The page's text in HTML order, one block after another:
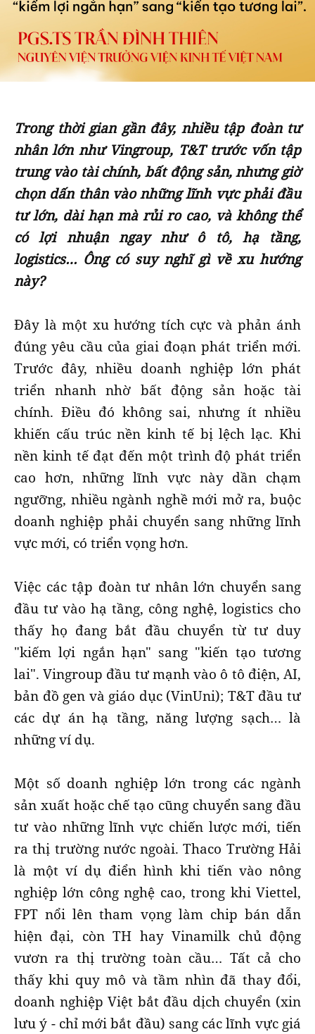
Trong thời gian gần đây, nhiều tập đoàn tư
nhân lớn như Vingroup, T&T trước vốn tập
trung vào tài chính, bất động sản, nhưng giờ
chọn dấn thân vào những lĩnh vực phải đầu
tư lớn, dài hạn mà rủi ro cao, và không thể
có lợi nhuận ngay như ô tô, hạ tầng,
logistics… Ông có suy nghĩ gì về xu hướng
này?
Đây là một xu hướng tích cực và phản ánh
đúng yêu cầu của giai đoạn phát triển mới.
Trước đây, nhiều doanh nghiệp lớn phát
triển nhanh nhờ bất động sản hoặc tài
chính. Điều đó không sai, nhưng ít nhiều
khiến cấu trúc nền kinh tế bị lệch lạc. Khi
nền kinh tế đạt đến một trình độ phát triển
cao hơn, những lĩnh vực này dần chạm
ngưỡng, nhiều ngành nghề mới mở ra, buộc
doanh nghiệp phải chuyển sang những lĩnh
vực mới, có triển vọng hơn.
Việc các tập đoàn tư nhân lớn chuyển sang
đầu tư vào hạ tầng, công nghệ, logistics cho
thấy họ đang bắt đầu chuyển từ tư duy
"kiếm lợi ngắn hạn" sang "kiến tạo tương
lai". Vingroup đầu tư mạnh vào ô tô điện, AI,
bản đồ gen và giáo dục (VinUni); T&T đầu tư
các dự án hạ tầng, năng lượng sạch… là
những ví dụ.
Một số doanh nghiệp lớn trong các ngành
sản xuất hoặc chế tạo cũng chuyển sang đầu
tư vào những lĩnh vực chiến lược mới, tiến
ra thị trường nước ngoài. Thaco Trường Hải
là một ví dụ điển hình khi tiến vào nông
nghiệp lớn công nghệ cao, trong khi Viettel,
FPT nổi lên tham vọng làm chip bán dẫn
hiện đại, còn TH hay Vinamilk chủ động
vươn ra thị trường toàn cầu… Tất cả cho
thấy khi quy mô và tầm nhìn đã thay đổi,
doanh nghiệp Việt bắt đầu dịch chuyển (xin
lưu ý - chỉ mới bắt đầu) sang các lĩnh vực giá